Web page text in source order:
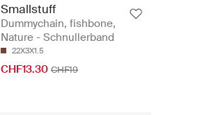
Smallstuff
Dummychain, fishbone,
Nature - Schnullerband
22X3X1.5
CHF13.30 CHF19